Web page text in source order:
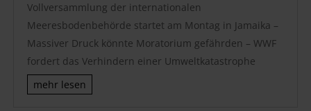
Vollversammlung der internationalen
Meeresbodenbehörde startet am Montag in Jamaika –
Massiver Druck könnte Moratorium gefährden – WWF
fordert das Verhindern einer Umweltkatastrophe
mehr lesen